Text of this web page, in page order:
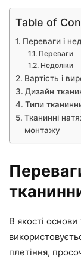
Table of
Переваги і
Переваги
Недоліки
Вартість і
Дизайн
Типи
Тканинні
монтажу
В якості
плетіння,